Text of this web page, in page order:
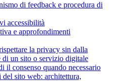
di feedback e procedura di
accessibilità
e approfondimenti
la privacy sin dalla
di un sito o servizio digitale
il consenso quando necessario
del sito web: architettura,